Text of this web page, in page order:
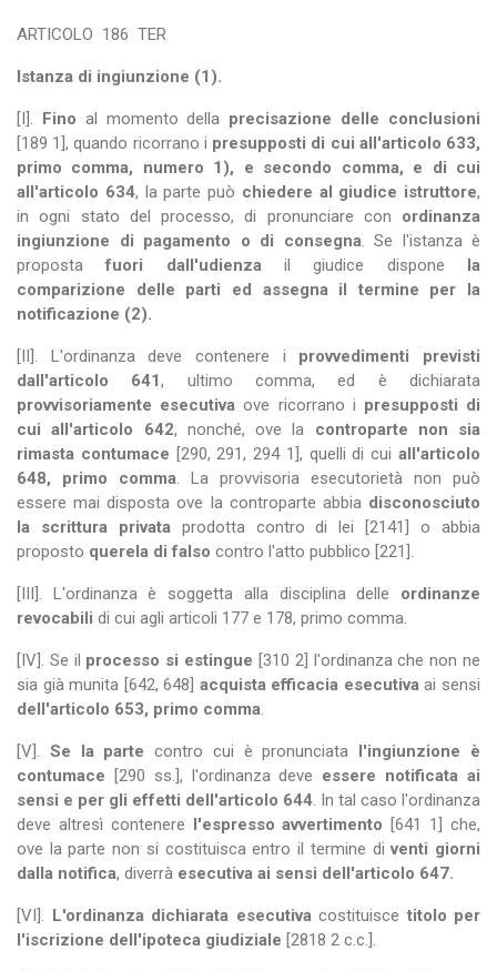
ARTICOLO 186 TER
Istanza di ingiunzione (1).
[I]. Fino al momento della precisazione delle conclusioni
[189 1], quando ricorrano i presupposti di cui all'articolo 633,
primo comma, numero 1), e secondo comma, e di cui
all'articolo 634, la parte può chiedere al giudice istruttore,
in ogni stato del processo, di pronunciare con ordinanza
ingiunzione di pagamento o di consegna. Se l'istanza è
propostafuori dall'udienzail giudice dispone la
comparizione delle parti ed assegna il termine per la
notificazione (2).
[II]. L'ordinanza deve contenere i provvedimenti previsti
dall'articolo 641, ultimo comma, ed è dichiarata
provvisoriamente esecutiva ove ricorrano i presupposti di
cui all'articolo 642, nonché, ove la controparte non sia
rimasta contumace [290, 291, 294 1], quelli di cuiall'articolo
648, primo comma. La provvisoria esecutorietà non può
essere mai disposta ove la controparte abbia disconosciuto
la scrittura privata prodotta contro di lei [2141] o abbia
proposto querela di falso contro l'atto pubblico [221].
[III]. L'ordinanza è soggetta alla disciplina delle ordinanze
revocabili di cui agli articoli 177 e 178, primo comma.
[IV]. Se il processo si estingue [310 2] l'ordinanza che non ne
sia già munita [642, 648] acquista efficacia esecutivaai sensi
dell'articolo 653, primo comma.
[V]. Se la parte contro cui è pronunciata l'ingiunzione è
contumace [290 ss.], l'ordinanza deve essere notificata ai
sensi e per gli effetti dell'articolo 644. In tal caso l'ordinanza
deve altresì contenere l'espresso avvertimento [641 1] che,
ove la parte non si costituisca entro il termine diventi giorni
dalla notifica, diverrà esecutiva ai sensi dell'articolo 647.
[VI]. L'ordinanza dichiarata esecutivacostituisce titolo per
l'iscrizione dell'ipoteca giudiziale [2818 2 c.c.].